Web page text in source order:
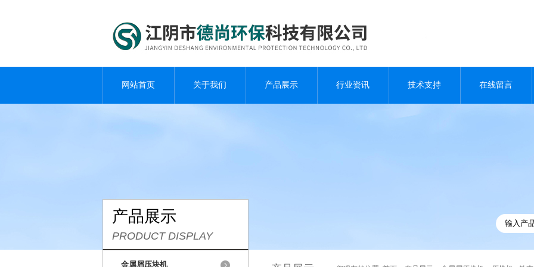
网站首页 关于我们 产品展示 行业资讯 技术支持 在线留言
产品展示
PRODUCT DISPLAY
金属屑压块机